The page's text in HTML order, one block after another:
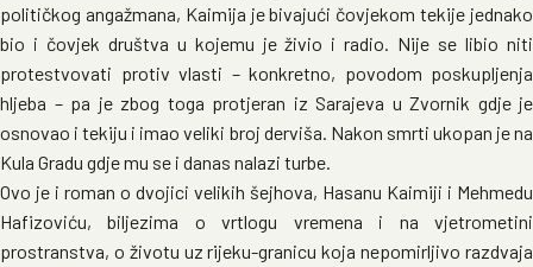
političkog angažmana, Kaimija je bivajući čovjekom tekije jednako
bio i čovjek društva u kojemu je živio i radio. Nije se libio niti
protestvovati protiv vlasti – konkretno, povodom poskupljenja
hljeba – pa je zbog toga protjeran iz Sarajeva u Zvornik gdje je
osnovao i tekiju i imao veliki broj derviša. Nakon smrti ukopan je na
Kula Gradu gdje mu se i danas nalazi turbe.
Ovo je i roman o dvojici velikih šejhova, Hasanu Kaimiji i Mehmedu
Hafizoviću, biljezima o vrtlogu vremena i na vjetrometini
prostranstva, o životu uz rijeku-granicu koja nepomirljivo razdvaja